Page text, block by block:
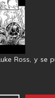
Ross, y se